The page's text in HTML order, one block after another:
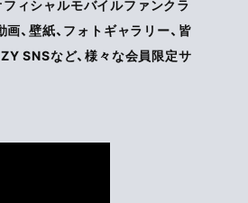
ィシャルモバイルファンクラ
、壁紙、フォトギャラリー、皆
SNSなど、様々な会員限定サ